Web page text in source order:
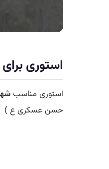
استوری
استوری مناسب
حسن عسکری ع )